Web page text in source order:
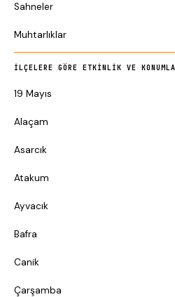
Sahneler
Muhtarlıklar
İLÇELERE GÖRE ETKINLIK VE
19 Mayıs
Alaçam
Asarcık
Atakum
Ayvacık
Bafra
Canik
Çarşamba